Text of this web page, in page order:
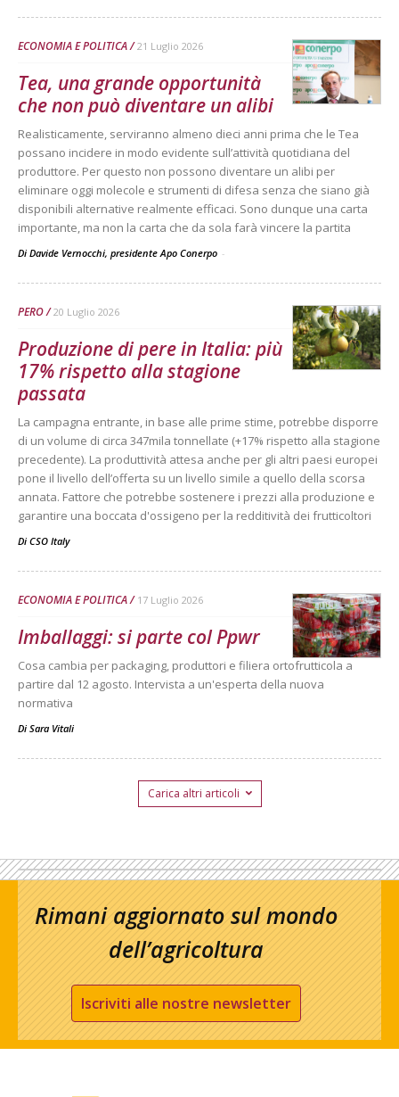
ECONOMIA E POLITICA 21 Luglio 2026
Tea, una grande opportunità
che non può diventare un alibi
Realisticamente, serviranno almeno dieci anni prima che le Tea
possano incidere in modo evidente sull’attività quotidiana del
produttore. Per questo non possono diventare un alibi per
eliminare oggi molecole e strumenti di difesa senza che siano già
disponibili alternative realmente efficaci. Sono dunque una carta
importante, ma non la carta che da sola farà vincere la partita
Di Davide Vernocchi, presidente Apo Conerpo -
PERO 20 Luglio 2026
Produzione di pere in Italia: più
17% rispetto alla stagione
passata
La campagna entrante, in base alle prime stime, potrebbe disporre
di un volume di circa 347mila tonnellate (+17% rispetto alla stagione
precedente). La produttività attesa anche per gli altri paesi europei
pone il livello dell’offerta su un livello simile a quello della scorsa
annata. Fattore che potrebbe sostenere i prezzi alla produzione e
garantire una boccata d'ossigeno per la redditività dei frutticoltori
Di CSO Italy
ECONOMIA E POLITICA 17 Luglio 2026
Imballaggi: si parte col Ppwr
Cosa cambia per packaging, produttori e filiera ortofrutticola a
partire dal 12 agosto. Intervista a un'esperta della nuova
normativa
Di Sara Vitali
Carica altri articoli
Rimani aggiornato sul mondo
dell’agricoltura
Iscriviti alle nostre newsletter